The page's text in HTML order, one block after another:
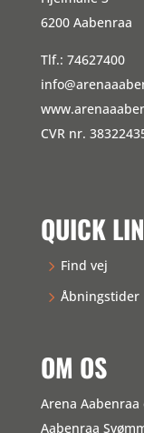
6200 Aabenraa
Tlf.: 74627400
CVR nr.
QUICK
Find vej
Åbningstider
OM OS
Arena
Aabenraa